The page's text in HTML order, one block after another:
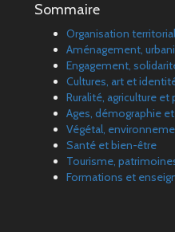
Sommaire
Organisation
Aménagement,
Engagement,
Cultures, art et
Ruralité, agriculture
Ages, démographie
Végétal,
Santé et bien-être
Tourisme,
Formations et